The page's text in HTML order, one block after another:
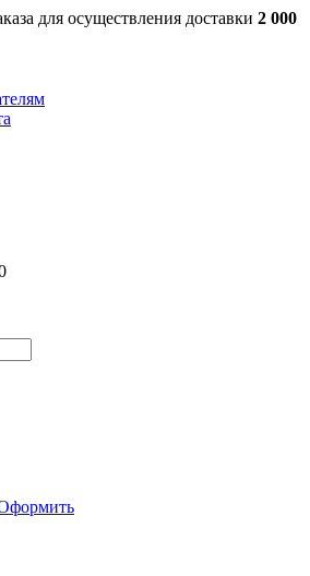
для осуществления доставки 2 000